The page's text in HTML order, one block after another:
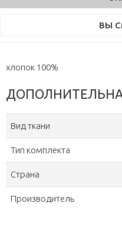
ВЫ
хлопок 100%
Вид ткани
Тип комплекта
Страна
Производитель